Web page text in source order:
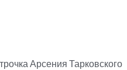
Арсения Тарковского